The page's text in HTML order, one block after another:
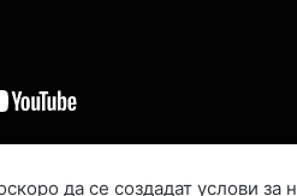
да се создадат услови за